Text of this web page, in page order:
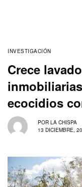
INVESTIGACIÓN
Crece
ecocidios
POR LA CHISPA
13 DICIEMBRE,